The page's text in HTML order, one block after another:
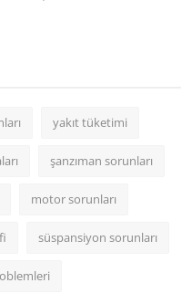
yakıt tüketimi
şanzıman sorunları
motor sorunları
süspansiyon sorunları